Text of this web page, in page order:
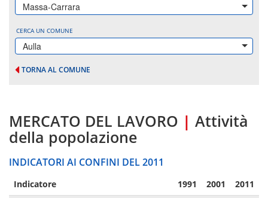
Massa-Carrara
CERCA UN COMUNE
Aulla
TORNA AL COMUNE
MERCATO DEL LAVORO | Attività
della popolazione
INDICATORI AI CONFINI DEL 2011
Indicatore 1991 2001 2011